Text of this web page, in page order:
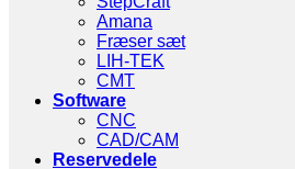
Amana
Fræser sæt
LIH-TEK
CMT
Software
CNC
CAD/CAM
Reservedele